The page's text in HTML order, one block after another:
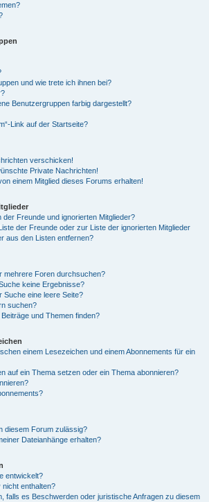
und wie trete ich ihnen bei?
Benutzergruppen farbig dargestellt?
Link auf der Startseite?
verschicken!
Private Nachrichten!
einem Mitglied dieses Forums erhalten!
der Freunde und ignorierten Mitglieder?
der Freunde oder zur Liste der ignorierten Mitglieder
aus den Listen entfernen?
mehrere Foren durchsuchen?
keine Ergebnisse?
Suche eine leere Seite?
suchen?
und Themen finden?
einem Lesezeichen und einem Abonnements für ein
auf ein Thema setzen oder ein Thema abonnieren?
diesem Forum zulässig?
Dateianhänge erhalten?
entwickelt?
enthalten?
falls es Beschwerden oder juristische Anfragen zu diesem